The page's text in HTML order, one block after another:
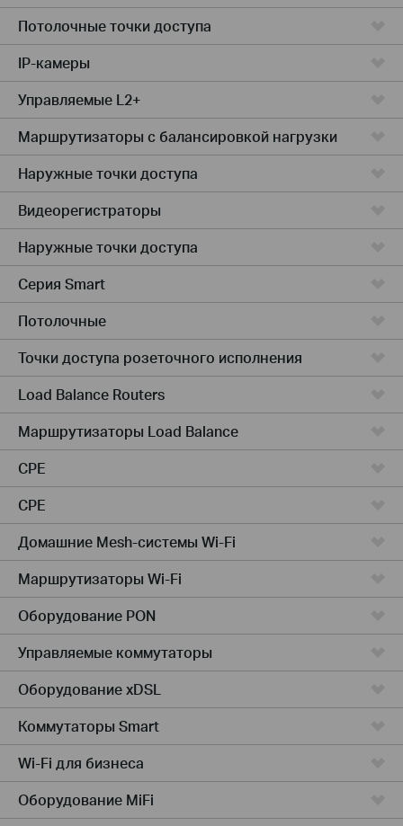
Потолочные точки доступа
IP-камеры
Управляемые L2+
Маршрутизаторы с балансировкой нагрузки
Наружные точки доступа
Видеорегистраторы
Наружные точки доступа
Серия Smart
Потолочные
Точки доступа розеточного исполнения
Load Balance Routers
Маршрутизаторы Load Balance
CPE
CPE
Домашние Mesh-системы Wi-Fi
Маршрутизаторы Wi-Fi
Оборудование PON
Управляемые коммутаторы
Оборудование xDSL
Коммутаторы Smart
Wi-Fi для бизнеса
Оборудование MiFi